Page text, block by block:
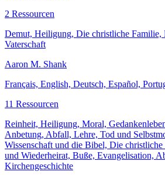
2 Ressourcen
Demut, Heiligung, Die christliche Familie,
Vaterschaft
Aaron M. Shank
Français, English, Deutsch, Español,
11 Ressourcen
Reinheit, Heiligung, Moral,
Anbetung, Abfall, Lehre, Tod und
Wissenschaft und die Bibel, Die
und Wiederheirat, Buße, Evangelisation,
Kirchengeschichte